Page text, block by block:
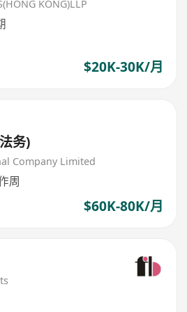
KONG)LLP
$20K-30K/月
务)
Company Limited
周
$60K-80K/月